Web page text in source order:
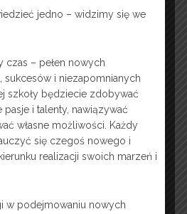
jedno – widzimy się we
czas – pełen nowych
sukcesów i niezapomnianych
szkoły będziecie zdobywać
i talenty, nawiązywać
własne możliwości. Każdy
się czegoś nowego i
realizacji swoich marzeń i
w podejmowaniu nowych